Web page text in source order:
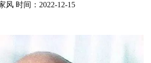
风 时间：2022-12-15